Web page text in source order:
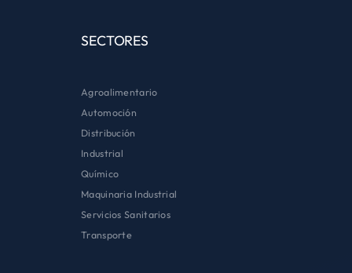
SECTORES
Agroalimentario
Automoción
Distribución
Industrial
Químico
Maquinaria Industrial
Servicios Sanitarios
Transporte